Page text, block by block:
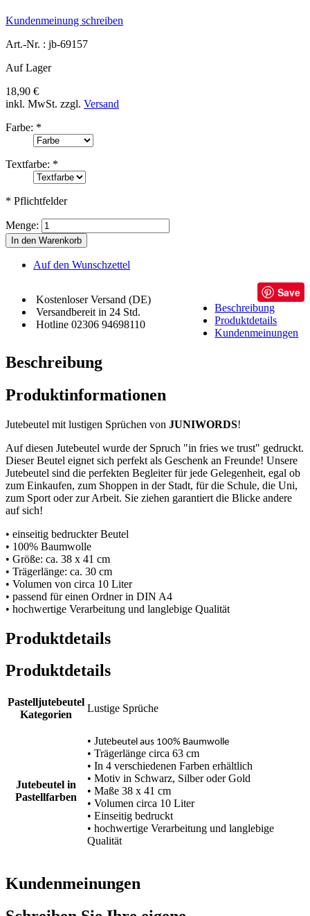
Kundenmeinung schreiben
Art.-Nr. : jb-69157
Auf Lager
18,90 €
inkl. MwSt. zzgl. Versand
Farbe: *
Textfarbe: *
* Pflichtfelder
Menge:
In den Warenkorb
Auf den Wunschzettel
Kostenloser Versand (DE)
Versandbereit in 24 Std.
Hotline 02306 94698110
Save
Beschreibung
Produktdetails
Kundenmeinungen
Beschreibung
Produktinformationen
Jutebeutel mit lustigen Sprüchen von JUNIWORDS!
Auf diesen Jutebeutel wurde der Spruch "in fries we trust" gedruckt.
Dieser Beutel eignet sich perfekt als Geschenk an Freunde! Unsere
Jutebeutel sind die perfekten Begleiter für jede Gelegenheit, egal ob
zum Einkaufen, zum Shoppen in der Stadt, für die Schule, die Uni,
zum Sport oder zur Arbeit. Sie ziehen garantiert die Blicke andere
auf sich!
• einseitig bedruckter Beutel
• 100% Baumwolle
• Größe: ca. 38 x 41 cm
• Trägerlänge: ca. 30 cm
• Volumen von circa 10 Liter
• passend für einen Ordner in DIN A4
• hochwertige Verarbeitung und langlebige Qualität
Produktdetails
Produktdetails
Pastelljutebeutel
Kategorien
Lustige Sprüche
Jutebeutel in
Pastellfarben
• Jutebeutel aus 100% Baumwolle
• Trägerlänge circa 63 cm
• In 4 verschiedenen Farben erhältlich
• Motiv in Schwarz, Silber oder Gold
• Maße 38 x 41 cm
• Volumen circa 10 Liter
• Einseitig bedruckt
• hochwertige Verarbeitung und langlebige
Qualität
Kundenmeinungen